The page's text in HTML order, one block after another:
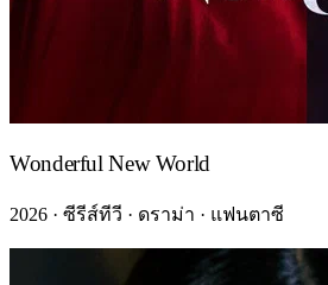
Wonderful New World
2026 · ซีรีส์ทีวี · ดราม่า · แฟนตาซี